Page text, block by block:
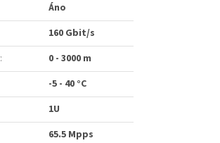
Áno
160 Gbit/s
:
0 - 3000 m
-5 - 40 °C
1U
65.5 Mpps